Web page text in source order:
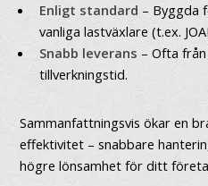
Enligt standard – Byggda
vanliga lastväxlare (t.ex.
Snabb leverans – Ofta
tillverkningstid.
Sammanfattningsvis ökar en
effektivitet – snabbare
högre lönsamhet för ditt